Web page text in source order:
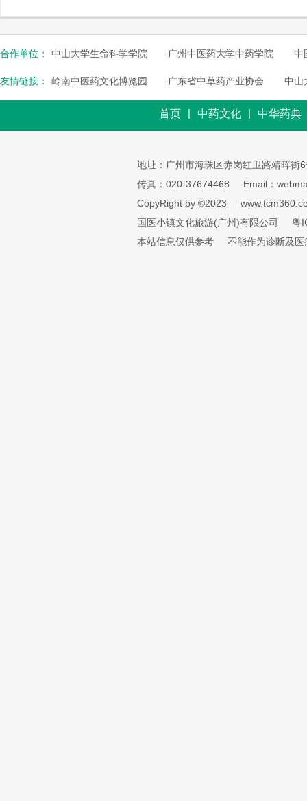
合作单位： 中山大学生命科学学院 广州中医药大学中药学院 中
友情链接： 岭南中医药文化博览园 广东省中草药产业协会 中山
首页 | 中药文化 | 中华药典
地址：广州市海珠区赤岗红卫路靖晖街
传真：020-37674468
Email：
CopyRight by ©2023
国医小镇文化旅游(广州)有限公司
粤
本站信息仅供参考
不能作为诊断及医